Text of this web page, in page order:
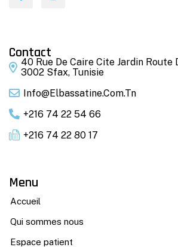
Contact
40 Rue De Caire Cite Jardin Route
3002 Sfax, Tunisie
Info@elbassatine.com.tn
+216 74 22 54 66
+216 74 22 80 17
Menu
Accueil
Qui sommes nous
Espace patient